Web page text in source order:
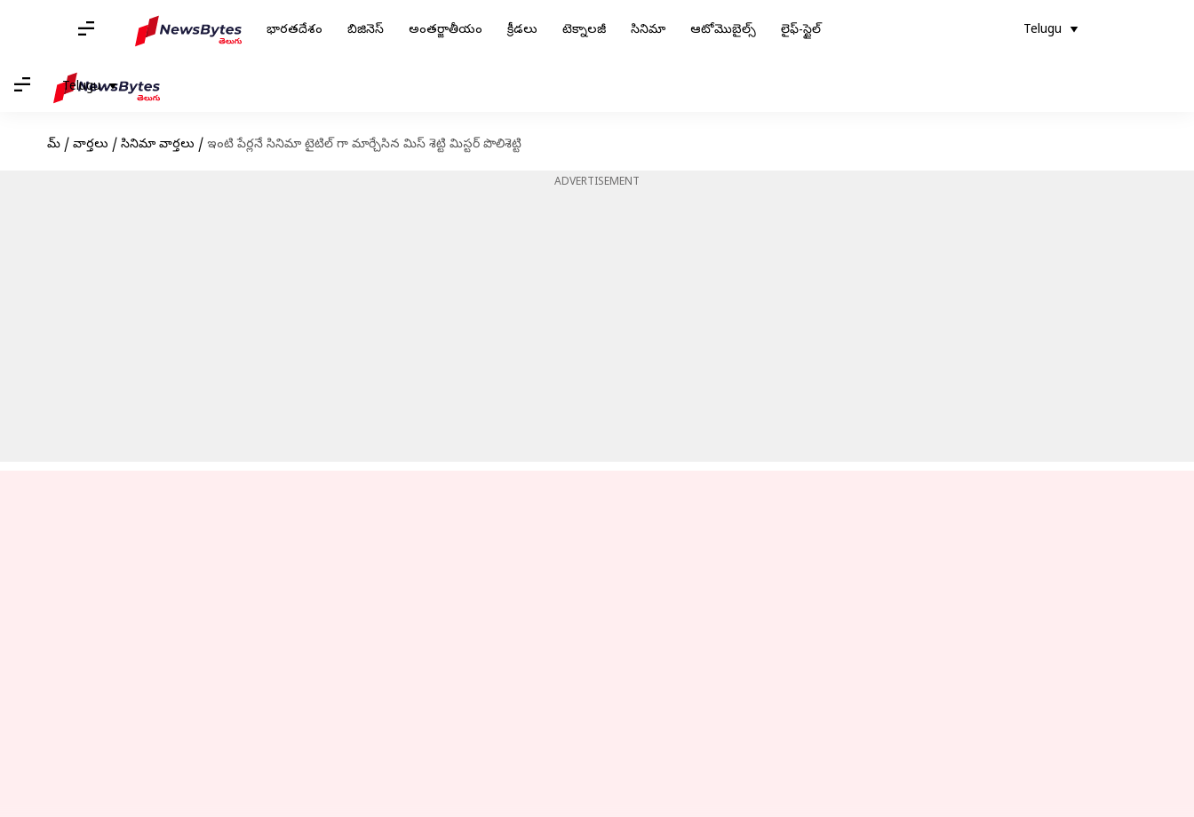
భారతదేశం బిజినెస్ అంతర్జాతీయం క్రీడలు టెక్నాలజీ సినిమా ఆటోమొబైల్స్ లైఫ్-స్టైల్ Telugu
Telugu
హోమ్ / వార్తలు / సినిమా వార్తలు / ఇంటి పేర్లనే సినిమా టైటిల్ గా మార్చేసిన మిస్ శెట్టి మిస్టర్ పొలిశెట్టి
ADVERTISEMENT